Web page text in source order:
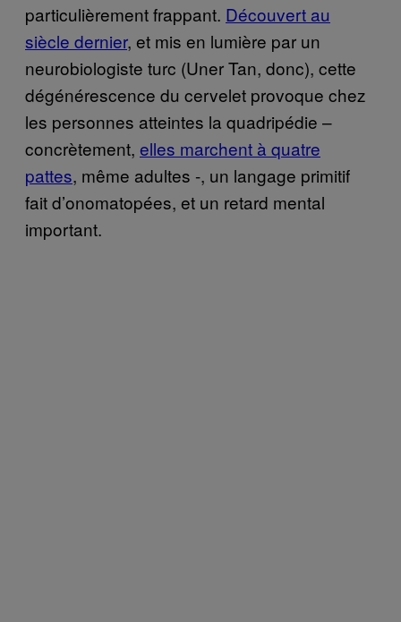
particulièrement frappant. Découvert au
siècle dernier, et mis en lumière par un
neurobiologiste turc (Uner Tan, donc), cette
dégénérescence du cervelet provoque chez
les personnes atteintes la quadripédie –
concrètement, elles marchent à quatre
pattes, même adultes -, un langage primitif
fait d’onomatopées, et un retard mental
important.